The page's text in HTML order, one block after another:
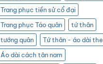
Trang phục tiền sử cổ đại
Trang phục Táo quân
tứ thân
tướng quân
Tứ thân - áo dài the
Áo dài cách tân nam